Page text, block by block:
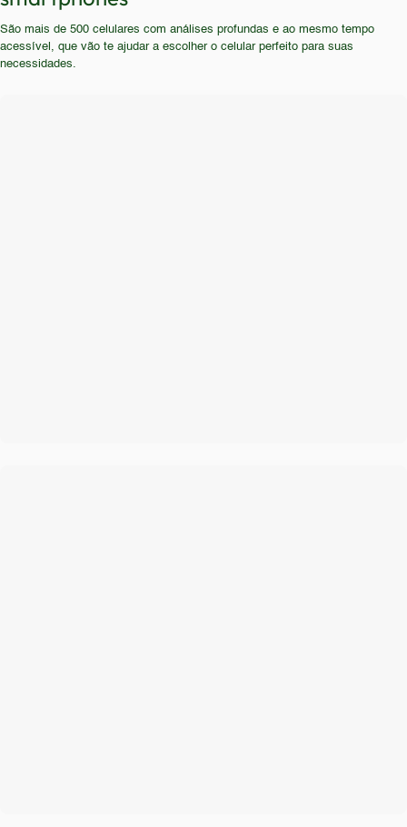
da longa duração da bateria.
atualização. Usuários que buscam uma experiência
mais fluida, com maior capacidade de multitarefa e
recursos fotográficos avançados, devem procurar
São mais de 500 celulares com análises profundas e ao mesmo tempo
acessível, que vão te ajudar a escolher o celular perfeito para suas
necessidades.